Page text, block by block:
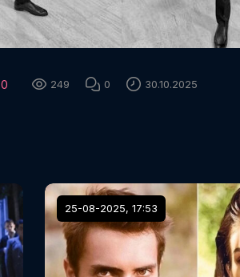
0 249 0 30.10.2025
25-08-2025, 17:53